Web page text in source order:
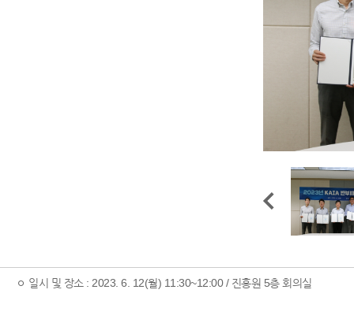
ㅇ 일시 및 장소 : 2023. 6. 12(월) 11:30~12:00 / 진흥원 5층 회의실